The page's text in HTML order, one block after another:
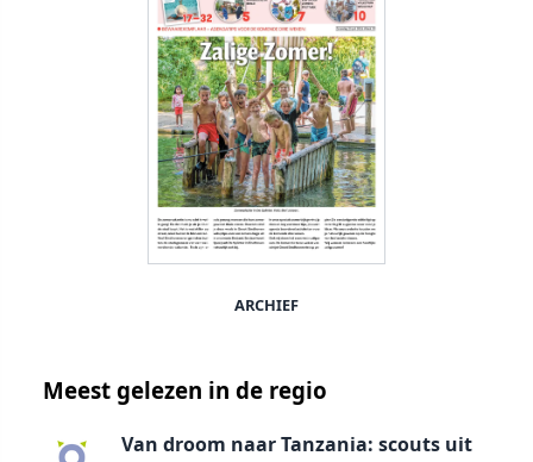
ARCHIEF
Meest gelezen in de regio
Van droom naar Tanzania: scouts uit